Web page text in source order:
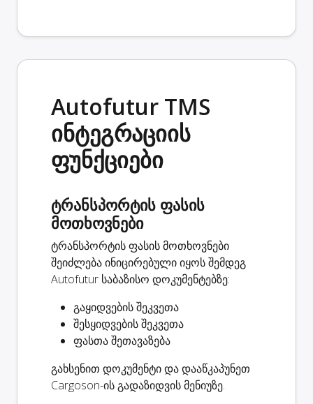
Autofutur TMS
ინტეგრაციის
ფუნქციები
ტრანსპორტის ფასის
მოთხოვნები
ტრანსპორტის ფასის მოთხოვნები
შეიძლება ინიცირებული იყოს შემდეგ
Autofutur საბაზისო დოკუმენტებზე:
გაყიდვების შეკვეთა
შესყიდვების შეკვეთა
ფასთა შეთავაზება
გახსენით დოკუმენტი და დააწკაპუნეთ
Cargoson-ის გადაზიდვის მენიუზე.